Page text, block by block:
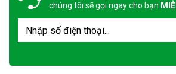
chúng tôi sẽ gọi ngay cho bạn